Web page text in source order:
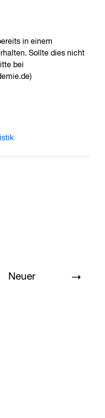
in einem
Sollte dies nicht
bei
Neuer